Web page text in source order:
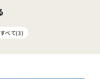
すべて(3)